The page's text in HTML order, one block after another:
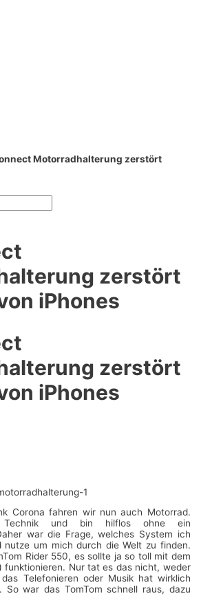
Motorradhalterung zerstört
zerstört
iPhones
zerstört
iPhones
Corona fahren wir nun auch Motorrad.
und bin hilflos ohne ein
war die Frage, welches System ich
nutze um mich durch die Welt zu finden.
Rider 550, es sollte ja so toll mit dem
funktionieren. Nur tat es das nicht, weder
Telefonieren oder Musik hat wirklich
So war das TomTom schnell raus, dazu